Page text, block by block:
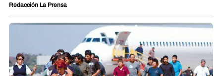
Redacción La Prensa